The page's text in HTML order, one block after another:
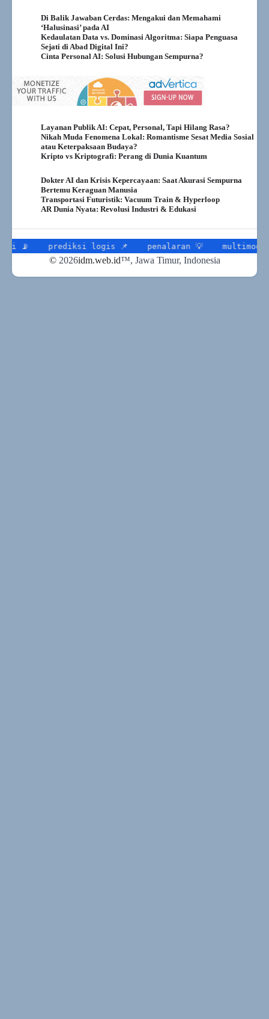
Di Balik Jawaban Cerdas: Mengakui dan Memahami
‘Halusinasi’ pada AI
Kedaulatan Data vs. Dominasi Algoritma: Siapa Penguasa
Sejati di Abad Digital Ini?
Cinta Personal AI: Solusi Hubungan Sempurna?
Layanan Publik AI: Cepat, Personal, Tapi Hilang Rasa?
Nikah Muda Fenomena Lokal: Romantisme Sesat Media Sosial
atau Keterpaksaan Budaya?
Kripto vs Kriptografi: Perang di Dunia Kuantum
Dokter AI dan Krisis Kepercayaan: Saat Akurasi Sempurna
Bertemu Keraguan Manusia
Transportasi Futuristik: Vacuum Train & Hyperloop
AR Dunia Nyata: Revolusi Industri & Edukasi
prediksi logis 📌 penalaran 💡 multimodal 📍
©2026idm.web.id™, Jawa Timur, Indonesia